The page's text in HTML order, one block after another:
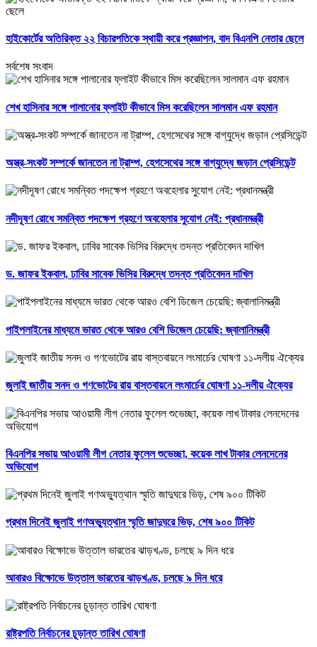
হাইকোর্টের অতিরিক্ত ২২ বিচারপতিকে স্থায়ী করে প্রজ্ঞাপন, বাদ বিএনপি নেতার ছেলে
সর্বশেষ সংবাদ
শেখ হাসিনার সঙ্গে পালানোর ফ্লাইট কীভাবে মিস করেছিলেন সালমান এফ রহমান
অস্ত্র-সংকট সম্পর্কে জানতেন না ট্রাম্প, হেগসেথের সঙ্গে বাগ্‌যুদ্ধে জড়ান প্রেসিডেন্ট
নদীদূষণ রোধে সমন্বিত পদক্ষেপ গ্রহণে অবহেলার সুযোগ নেই: প্রধানমন্ত্রী
ড. জাফর ইকবাল, ঢাবির সাবেক ভিসির বিরুদ্ধে তদন্ত প্রতিবেদন দাখিল
পাইপলাইনের মাধ্যমে ভারত থেকে আরও বেশি ডিজেল চেয়েছি: জ্বালানিমন্ত্রী
জুলাই জাতীয় সনদ ও গণভোটের রায় বাস্তবায়নে লংমার্চের ঘোষণা ১১-দলীয় ঐক্যের
বিএনপির সভায় আওয়ামী লীগ নেতার ফুলেল শুভেচ্ছা, কয়েক লাখ টাকার লেনদেনের
অভিযোগ
প্রথম দিনেই জুলাই গণঅভ্যুত্থান স্মৃতি জাদুঘরে ভিড়, শেষ ৯০০ টিকিট
আবারও বিক্ষোভে উত্তাল ভারতের ঝাড়খণ্ড, চলছে ৯ দিন ধরে
রাষ্ট্রপতি নির্বাচনের চূড়ান্ত তারিখ ঘোষণা